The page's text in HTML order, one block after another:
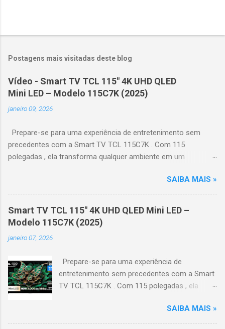
Postagens mais visitadas deste blog
Vídeo - Smart TV TCL 115" 4K UHD QLED
Mini LED – Modelo 115C7K (2025)
janeiro 09, 2026
Prepare-se para uma experiência de entretenimento sem
precedentes com a Smart TV TCL 115C7K . Com 115
polegadas , ela transforma qualquer ambiente em um
e realistas. 🌟 Destaques do produto Tela QLED Mini LED 115” :
controle de iluminação preciso, brilho intenso e cores
vibrantes. Resolução 4K UHD : detalhes impressionantes e
contraste profundo em cada cena. Processador AiPQ :
desempenho otimizado para imagens e movimentos fluidos.
Taxa de atualização nativa de 144Hz (até 240Hz com DLG) :
imediata. Google TV integrado : interface intuitiva,
recomendações personalizadas e acesso a aplicativos como
YouTube, Netflix, Disney+, Prime Video, HBO Max e muito mais.
navegação. 📐 Design e dimensões Largura: 256,6 cm | Altura:
153,8 cm | Profundidade: 44,5 cm Peso: 99,8 kg (229,3 kg com
SAIBA MAIS »
Smart TV TCL 115" 4K UHD QLED Mini LED –
Modelo 115C7K (2025)
janeiro 07, 2026
Prepare-se para uma experiência de
entretenimento sem precedentes com a Smart
TV TCL 115C7K . Com 115 polegadas , ela
verdadeiro cinema particular, oferecendo
imagens grandiosas e realistas. 🌟 Destaques
SAIBA MAIS »